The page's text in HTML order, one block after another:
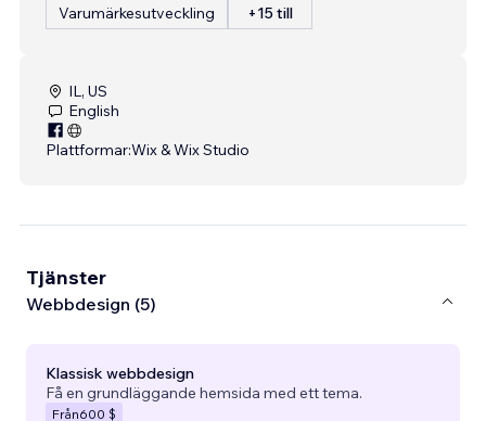
Varumärkesutveckling
+15 till
IL, US
English
Plattformar:Wix & Wix Studio
Tjänster
Webbdesign (5)
Klassisk webbdesign
Få en grundläggande hemsida med ett tema.
Från600 $